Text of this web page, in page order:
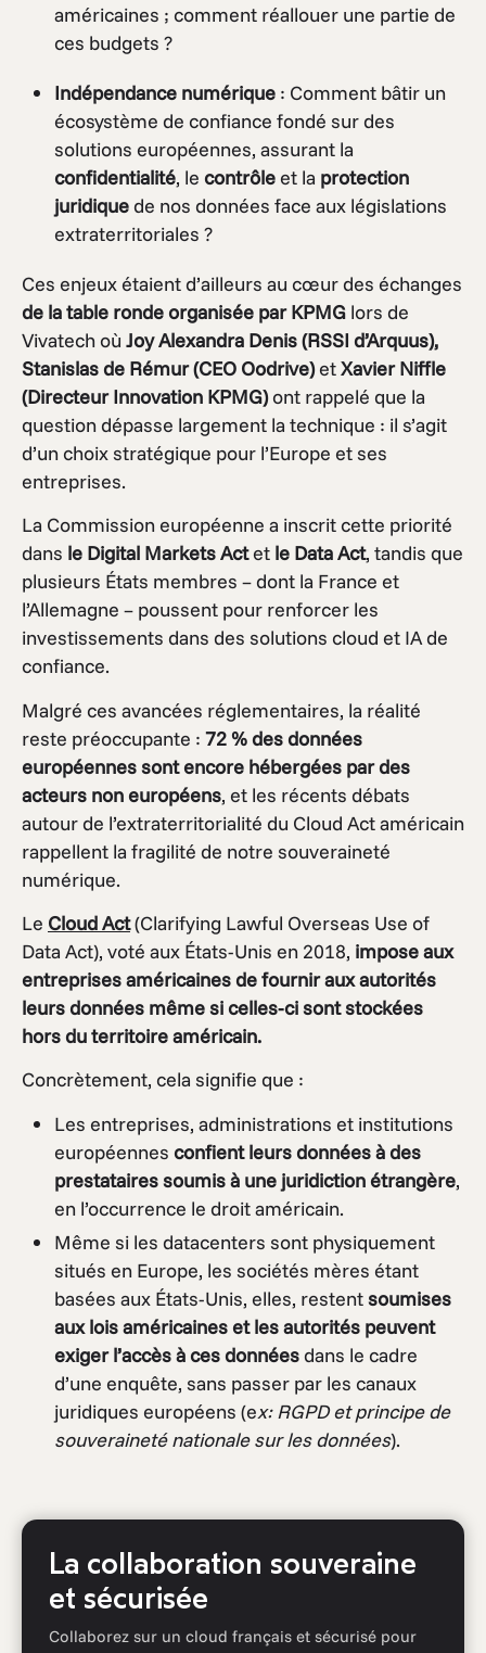
américaines ; comment réallouer une partie de
ces budgets ?
Indépendance numérique : Comment bâtir un
écosystème de confiance fondé sur des
solutions européennes, assurant la
confidentialité, le contrôleet la protection
juridiquede nos données face aux législations
extraterritoriales ?
Ces enjeux étaient d’ailleurs au cœur des échanges
de la table ronde organisée par KPMG lors de
Vivatech où Joy Alexandra Denis (RSSI d’Arquus),
Stanislas de Rémur (CEO Oodrive)etXavier Niffle
(Directeur Innovation KPMG)ont rappelé que la
question dépasse largement la technique : il s’agit
d’un choix stratégique pour l’Europe et ses
entreprises.
La Commission européenne a inscrit cette priorité
dans le Digital Markets Actet le Data Act, tandis que
plusieurs États membres – dont la France et
l’Allemagne – poussent pour renforcer les
investissements dans des solutions cloud et IA de
confiance.
Malgré ces avancées réglementaires, la réalité
reste préoccupante : 72 % des données
européennes sont encore hébergées par des
acteurs non européens, et les récents débats
autour de l’extraterritorialité du Cloud Act américain
rappellent la fragilité de notre souveraineté
numérique.
Le Cloud Act(Clarifying Lawful Overseas Use of
Data Act), voté aux États-Unis en 2018, impose aux
entreprises américaines de fournir aux autorités
leurs données même si celles-ci sont stockées
hors du territoire américain.
Concrètement, cela signifie que :
Les entreprises, administrations et institutions
européennes confient leurs données à des
prestataires soumis à une juridiction étrangère,
en l’occurrence le droit américain.
Même si les datacenters sont physiquement
situés en Europe, les sociétés mères étant
basées aux États-Unis, elles, restentsoumises
aux lois américaines et les autorités peuvent
exiger l’accès à ces donnéesdans le cadre
d’une enquête, sans passer par les canaux
juridiques européens (ex: RGPD et principe de
souveraineté nationale sur les données).
La collaboration souveraine
et sécurisée
Collaborez sur un cloud français et sécurisé pour